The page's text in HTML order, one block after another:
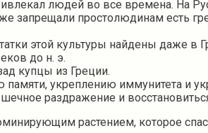
людей во все времена. На
запрещали простолюдинам есть
этой культуры найдены даже в
до н. э.
купцы из Греции.
укреплению иммунитета и
раздражение и
растением, которое